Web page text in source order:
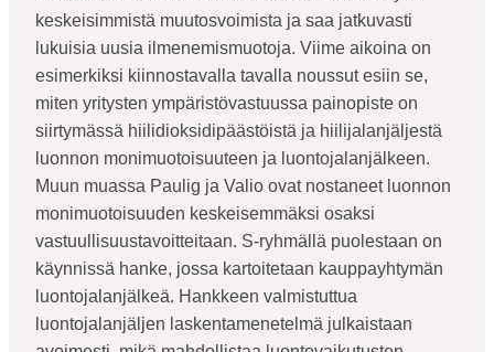
keskeisimmistä muutosvoimista ja saa jatkuvasti
lukuisia uusia ilmenemismuotoja. Viime aikoina on
esimerkiksi kiinnostavalla tavalla noussut esiin se,
miten yritysten ympäristövastuussa painopiste on
siirtymässä hiilidioksidipäästöistä ja hiilijalanjäljestä
luonnon monimuotoisuuteen ja luontojalanjälkeen.
Muun muassa Paulig ja Valio ovat nostaneet luonnon
monimuotoisuuden keskeisemmäksi osaksi
vastuullisuustavoitteitaan. S-ryhmällä puolestaan on
käynnissä hanke, jossa kartoitetaan kauppayhtymän
luontojalanjälkeä. Hankkeen valmistuttua
luontojalanjäljen laskentamenetelmä julkaistaan